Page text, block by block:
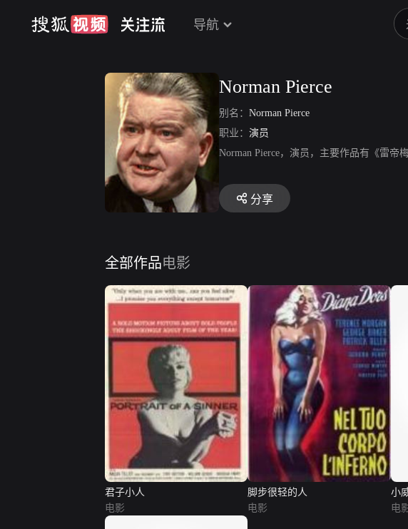
导航
Norman Pierce
别名： Norman Pierce
职业： 演员
Norman Pierce，演员，主要作品有《雷帝
分享
全部作品电影
君子小人
电影
脚步很轻的人
电影
小
电